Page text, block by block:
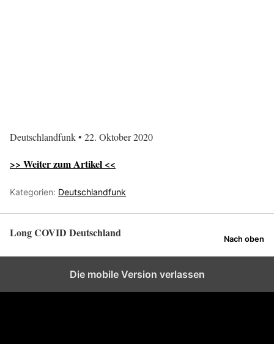
Deutschlandfunk • 22. Oktober 2020
>> Weiter zum Artikel <<
Kategorien: Deutschlandfunk
Long COVID Deutschland Nach oben
Die mobile Version verlassen